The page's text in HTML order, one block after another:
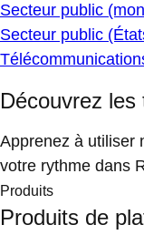
Secteur public
Secteur public
Découvrez les
Apprenez à utiliser
votre rythme dans
Produits
Produits de